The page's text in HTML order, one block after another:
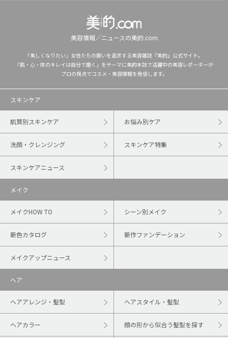
美容情報／ニュースの美的.com
「美しくなりたい」女性たちの願いを追求する美容雑誌『美的』公式サイト。
「肌・心・体のキレイは自分で磨く」をテーマに美的本誌で活躍中の美容レポーターが
プロの視点でコスメ・美容情報を発信します。
スキンケア
肌質別スキンケア お悩み別ケア
洗顔・クレンジング スキンケア特集
スキンケアニュース
メイク
メイクHOW TO シーン別メイク
新色カタログ 新作ファンデーション
メイクアップニュース
ヘア
ヘアアレンジ・髪型 ヘアスタイル・髪型
ヘアカラー 顔の形から似合う髪型を探す